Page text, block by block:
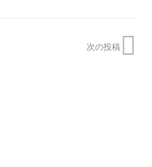
次の投稿